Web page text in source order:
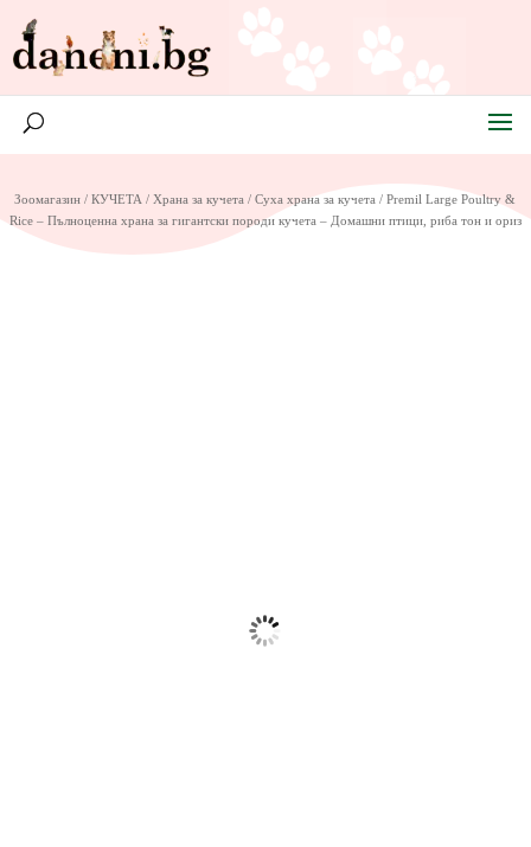
Зоомагазин /КУЧЕТА / Храна за кучета /Суха храна за кучета / Premil Large Poultry &
Rice – Пълноценна храна за гигантски породи кучета – Домашни птици, риба тон и ориз